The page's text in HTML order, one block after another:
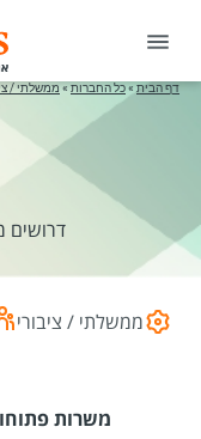
דף הבית »כל החברות » ממשלתי /
דרושים
ממשלתי / ציבורי
משרות